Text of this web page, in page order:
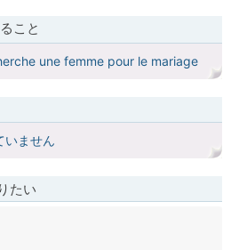
こと
une femme pour le mariage
いません
たい